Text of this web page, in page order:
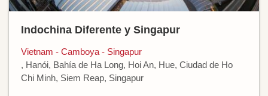
Indochina Diferente y Singapur
Vietnam - Camboya - Singapur
, Hanói, Bahía de Ha Long, Hoi An, Hue, Ciudad de Ho
Chi Minh, Siem Reap, Singapur